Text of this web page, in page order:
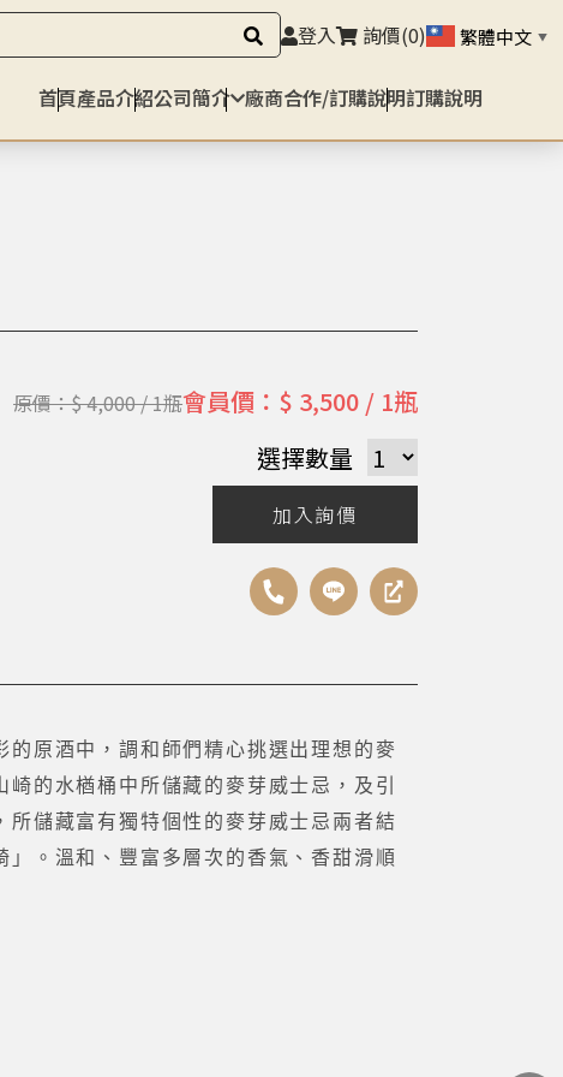
登入 詢價(0) 繁體中文 ▼
首頁產品介紹公司簡介 廠商合作/訂購說明訂購說明
原價：$ 4,000 / 1瓶會員價：$ 3,500 / 1瓶
選擇數量
加入詢價
的原酒中，調和師們精心挑選出理想的麥
的水楢桶中所儲藏的麥芽威士忌，及引
所儲藏富有獨特個性的麥芽威士忌兩者結
」。溫和、豐富多層次的香氣、香甜滑順